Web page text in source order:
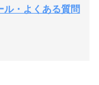
ル・よくある質問